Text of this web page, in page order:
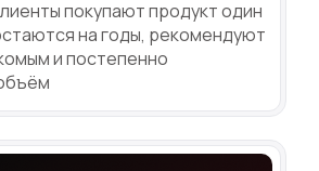
покупают продукт один
на годы, рекомендуют
и постепенно